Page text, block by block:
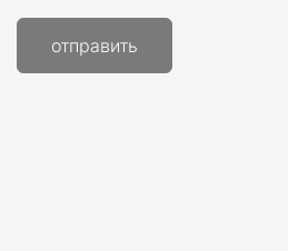
отправить